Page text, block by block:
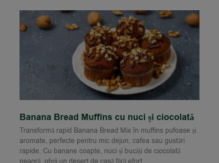
Banana Bread Muffins cu nuci și ciocolată
Transformă rapid Banana Bread Mix în muffins pufoase și
aromate, perfecte pentru mic dejun, cafea sau gustări
rapide. Cu banane coapte, nuci și bucăți de ciocolată
neagră, obții un desert de casă fără efort.